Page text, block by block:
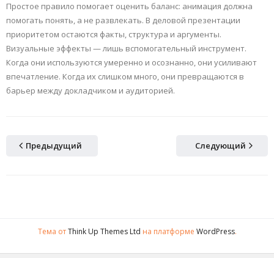
Простое правило помогает оценить баланс: анимация должна
помогать понять, а не развлекать. В деловой презентации
приоритетом остаются факты, структура и аргументы.
Визуальные эффекты — лишь вспомогательный инструмент.
Когда они используются умеренно и осознанно, они усиливают
впечатление. Когда их слишком много, они превращаются в
барьер между докладчиком и аудиторией.
Предыдущий Следующий
Тема отThink Up Themes Ltd на платформе WordPress.